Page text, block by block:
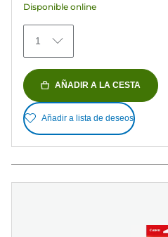
481
reseñas
Disponible online
1
AÑADIR A LA CESTA
Añadir a lista de deseos